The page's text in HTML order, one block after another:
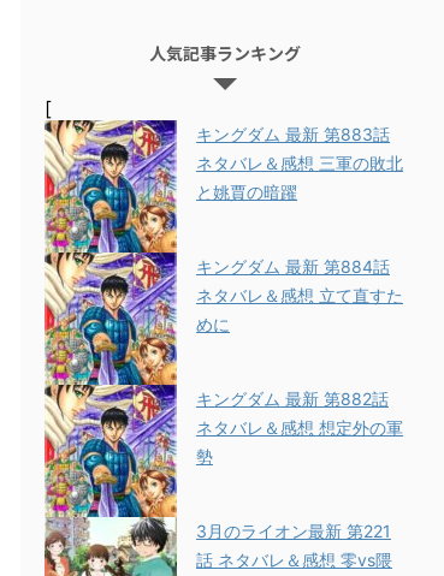
人気記事ランキング
[
キングダム 最新 第883話
ネタバレ＆感想 三軍の敗北
と姚賈の暗躍
キングダム 最新 第884話
ネタバレ＆感想 立て直すた
めに
キングダム 最新 第882話
ネタバレ＆感想 想定外の軍
勢
3月のライオン最新 第221
話 ネタバレ＆感想 零vs隈